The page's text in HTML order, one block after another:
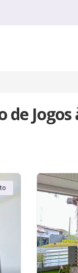
Jogos